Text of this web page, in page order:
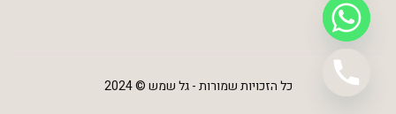
כל הזכויות שמורות - גל שמש © 2024